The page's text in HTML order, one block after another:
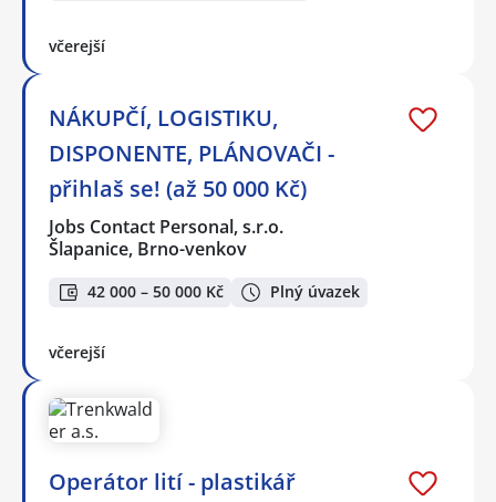
včerejší
NÁKUPČÍ, LOGISTIKU,
DISPONENTE, PLÁNOVAČI -
přihlaš se! (až 50 000 Kč)
Jobs Contact Personal, s.r.o.
Šlapanice, Brno-venkov
42 000 – 50 000 Kč Plný úvazek
včerejší
Operátor lití - plastikář